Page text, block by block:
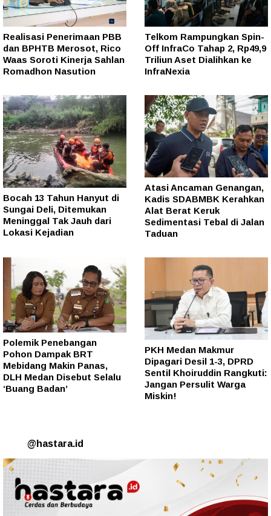
Realisasi Penerimaan PBB
dan BPHTB Merosot, Rico
Waas Soroti Kinerja Sahlan
Romadhon Nasution
Telkom Rampungkan Spin-
Off InfraCo Tahap 2, Rp49,9
Triliun Aset Dialihkan ke
InfraNexia
Bocah 13 Tahun Hanyut di
Sungai Deli, Ditemukan
Meninggal Tak Jauh dari
Lokasi Kejadian
Atasi Ancaman Genangan,
Kadis SDABMBK Kerahkan
Alat Berat Keruk
Sedimentasi Tebal di Jalan
Taduan
Polemik Penebangan
Pohon Dampak BRT
Mebidang Makin Panas,
DLH Medan Disebut Selalu
‘Buang Badan’
PKH Medan Makmur
Dipagari Desil 1-3, DPRD
Sentil Khoiruddin Rangkuti:
Jangan Persulit Warga
Miskin!
@hastara.id